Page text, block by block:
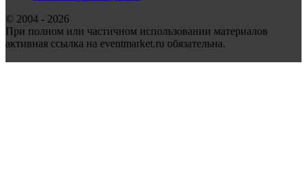
© 2004 - 2026
При полном или частичном использовании материалов
активная ссылка на eventmarket.ru обязательна.